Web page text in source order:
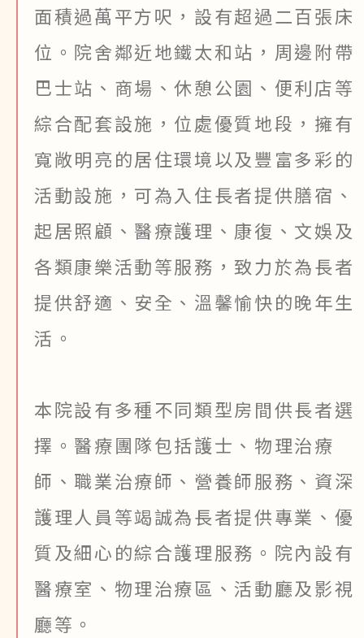
面積過萬平方呎，設有超過二百張床
位。院舍鄰近地鐵太和站，周邊附帶
巴士站、商場、休憩公園、便利店等
綜合配套設施，位處優質地段，擁有
寬敞明亮的居住環境以及豐富多彩的
活動設施，可為入住長者提供膳宿、
起居照顧、醫療護理、康復、文娛及
各類康樂活動等服務，致力於為長者
提供舒適、安全、溫馨愉快的晚年生
活。
本院設有多種不同類型房間供長者選
擇。醫療團隊包括護士、物理治療
師、職業治療師、營養師服務、資深
護理人員等竭誠為長者提供專業、優
質及細心的綜合護理服務。院內設有
醫療室、物理治療區、活動廳及影視
廳等。